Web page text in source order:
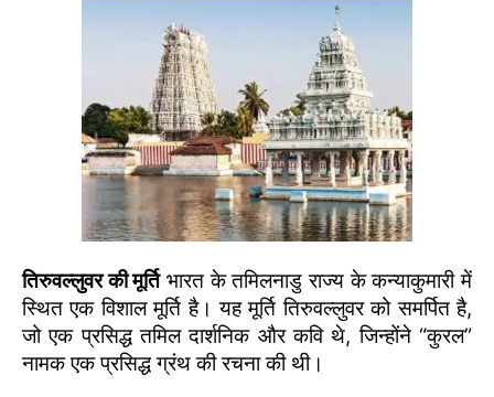
तिरुवल्लुवर की मूर्तिभारत के तमिलनाडु राज्य के कन्याकुमारी में
स्थित एक विशाल मूर्ति है। यह मूर्ति तिरुवल्लुवर को समर्पित है,
जो एक प्रसिद्ध तमिल दार्शनिक और कवि थे, जिन्होंने “कुरल”
नामक एक प्रसिद्ध ग्रंथ की रचना की थी।